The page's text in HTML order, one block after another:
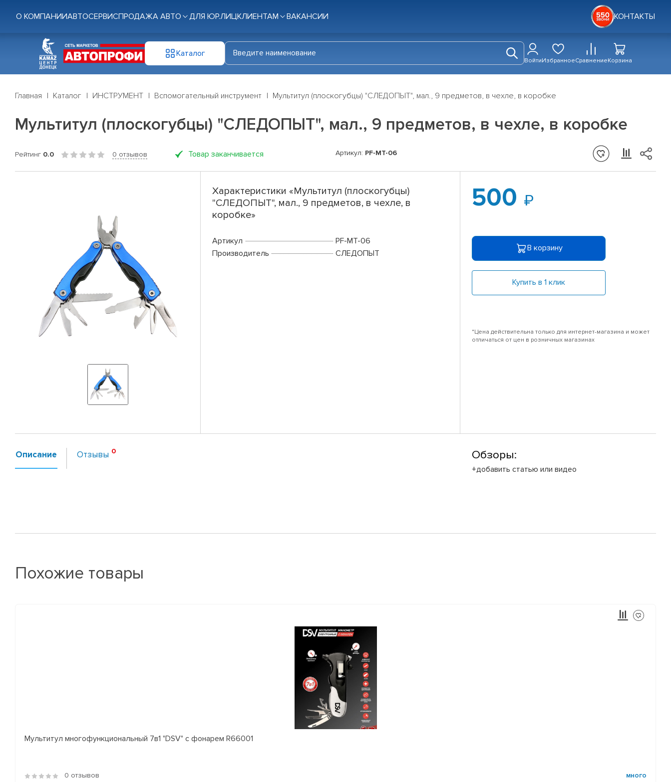
О КОМПАНИИАВТОСЕРВИСПРОДАЖА АВТО ДЛЯ ЮР.ЛИЦКЛИЕНТАМ ВАКАНСИИ КОНТАКТЫ
Каталог
ВойтиИзбранноеСравнениеКорзина
Главная Каталог ИНСТРУМЕНТ Вспомогательный инструмент Мультитул (плоскогубцы) "СЛЕДОПЫТ", мал., 9 предметов, в чехле, в коробке
Мультитул (плоскогубцы) "СЛЕДОПЫТ", мал., 9 предметов, в чехле, в коробке
Рейтинг 0.0 0 отзывов Товар заканчивается Артикул: PF-MT-06
Характеристики «Мультитул (плоскогубцы)
"СЛЕДОПЫТ", мал., 9 предметов, в чехле, в
коробке»
Артикул
PF-MT-06
Производитель
СЛЕДОПЫТ
500
В корзину
Купить в 1 клик
*Цена действительна только для интернет-магазина и может
отличаться от цен в розничных магазинах
Описание Отзывы Обзоры:
+добавить статью или видео
Похожие товары
Мультитул многофункциональный 7в1 "DSV" с фонарем R66001
0 отзывов много